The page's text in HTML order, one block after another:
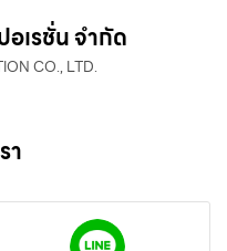
เรชั่น จำกัด
CO., LTD.
า